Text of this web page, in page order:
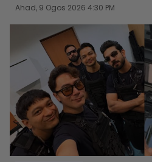
Ahad, 9 Ogos 2026 4:30 PM